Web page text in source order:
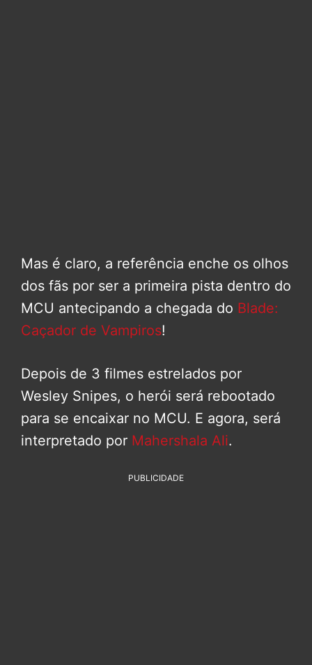
Mas é claro, a referência enche os olhos
dos fãs por ser a primeira pista dentro do
MCU antecipando a chegada do Blade:
Caçador de Vampiros!
Depois de 3 filmes estrelados por
Wesley Snipes, o herói será rebootado
para se encaixar no MCU. E agora, será
interpretado por Mahershala Ali.
PUBLICIDADE